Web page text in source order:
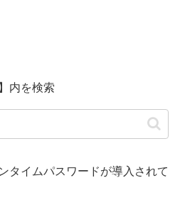
内を検索
タイムパスワードが導入されて